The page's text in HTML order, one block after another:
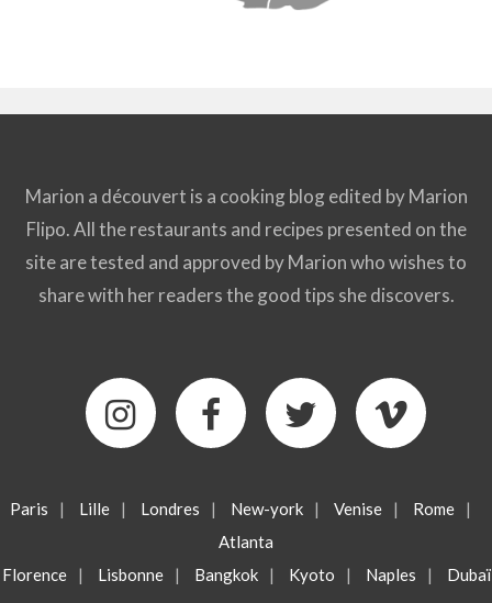
Marion a découvert is a cooking blog edited by Marion
Flipo. All the restaurants and recipes presented on the
site are tested and approved by Marion who wishes to
share with her readers the good tips she discovers.
Paris | Lille | Londres | New-york | Venise | Rome
|
Atlanta
Florence
| Lisbonne | Bangkok | Kyoto | Naples | Dubaï